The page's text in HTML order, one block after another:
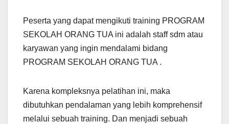
Peserta yang dapat mengikuti training PROGRAM
SEKOLAH ORANG TUA ini adalah staff sdm atau
karyawan yang ingin mendalami bidang
PROGRAM SEKOLAH ORANG TUA .
Karena kompleksnya pelatihan ini, maka
dibutuhkan pendalaman yang lebih komprehensif
melalui sebuah training. Dan menjadi sebuah